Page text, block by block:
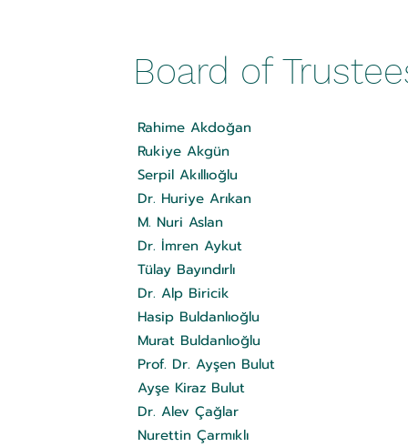
Board of
Rahime Akdoğan
Rukiye Akgün
Serpil Akıllıoğlu
Dr. Huriye Arıkan
M. Nuri Aslan
Dr. İmren Aykut
Tülay Bayındırlı
Dr. Alp Biricik
Hasip Buldanlıoğlu
Murat Buldanlıoğlu
Prof. Dr. Ayşen Bulut
Ayşe Kiraz Bulut
Dr. Alev Çağlar
Nurettin Çarmıklı